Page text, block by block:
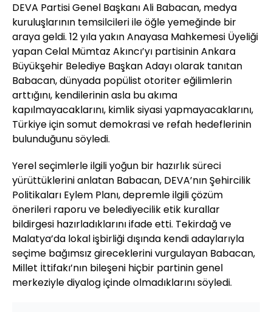
DEVA Partisi Genel Başkanı Ali Babacan, medya
kuruluşlarının temsilcileri ile öğle yemeğinde bir
araya geldi. 12 yıla yakın Anayasa Mahkemesi Üyeliği
yapan Celal Mümtaz Akıncı’yı partisinin Ankara
Büyükşehir Belediye Başkan Adayı olarak tanıtan
Babacan, dünyada popülist otoriter eğilimlerin
arttığını, kendilerinin asla bu akıma
kapılmayacaklarını, kimlik siyasi yapmayacaklarını,
Türkiye için somut demokrasi ve refah hedeflerinin
bulunduğunu söyledi.
Yerel seçimlerle ilgili yoğun bir hazırlık süreci
yürüttüklerini anlatan Babacan, DEVA’nın Şehircilik
Politikaları Eylem Planı, depremle ilgili çözüm
önerileri raporu ve belediyecilik etik kurallar
bildirgesi hazırladıklarını ifade etti. Tekirdağ ve
Malatya’da lokal işbirliği dışında kendi adaylarıyla
seçime bağımsız gireceklerini vurgulayan Babacan,
Millet İttifakı’nın bileşeni hiçbir partinin genel
merkeziyle diyalog içinde olmadıklarını söyledi.